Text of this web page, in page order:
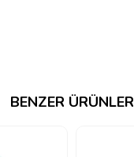
BENZER ÜRÜNLER